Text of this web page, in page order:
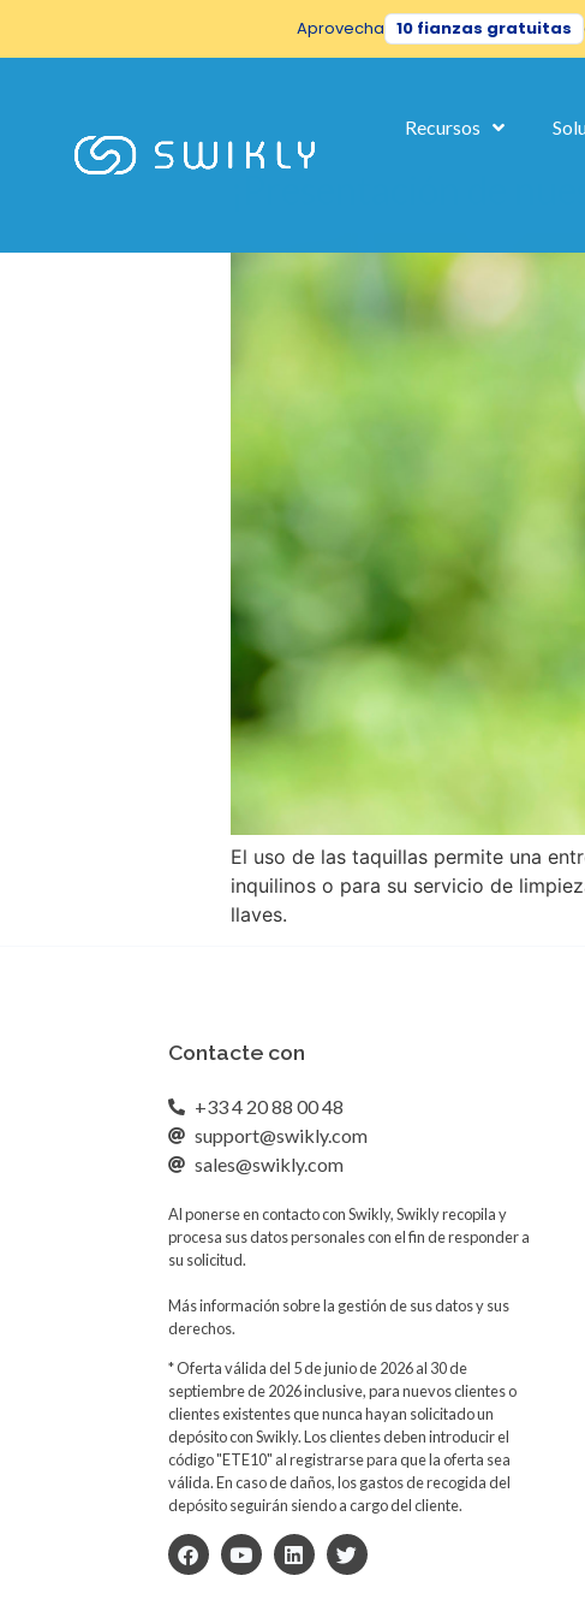
Aprovecha 10 fianzas gratuitas
Recursos
Etiqueta:
El uso de las taquillas permite una
inquilinos o para su servicio de
llaves.
Contacte con
+33 4 20 88 00 48
support@swikly.com
sales@swikly.com
Al ponerse en contacto con Swikly, Swikly recopila y
procesa sus datos personales con el fin de responder a
su solicitud.
Más información sobre la gestión de sus datos y sus
derechos.
* Oferta válida del 5 de junio de 2026 al 30 de
septiembre de 2026 inclusive, para nuevos clientes o
clientes existentes que nunca hayan solicitado un
depósito con Swikly. Los clientes deben introducir el
código "ETE10" al registrarse para que la oferta sea
válida. En caso de daños, los gastos de recogida del
depósito seguirán siendo a cargo del cliente.